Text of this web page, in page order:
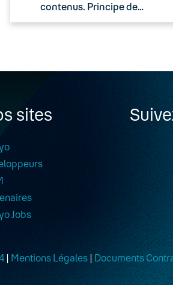
contenus. Principe de…
sites
Jobs
| Mentions Légales | Documents